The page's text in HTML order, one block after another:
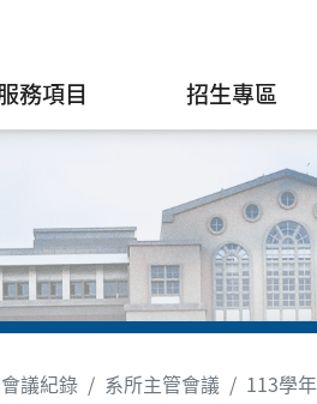
務項目 招生專區
會議紀錄 系所主管會議 113學